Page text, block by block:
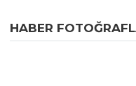
HABER